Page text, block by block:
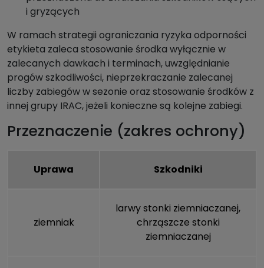
i gryzących
W ramach strategii ograniczania ryzyka odporności
etykieta zaleca stosowanie środka wyłącznie w
zalecanych dawkach i terminach, uwzględnianie
progów szkodliwości, nieprzekraczanie zalecanej
liczby zabiegów w sezonie oraz stosowanie środków z
innej grupy IRAC, jeżeli konieczne są kolejne zabiegi.
Przeznaczenie (zakres ochrony)
Uprawa Szkodniki
ziemniak
larwy stonki ziemniaczanej,
chrząszcze stonki
ziemniaczanej